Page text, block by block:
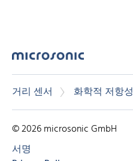
거리 센서 화학적 저항성
© 2026 microsonic GmbH
서명